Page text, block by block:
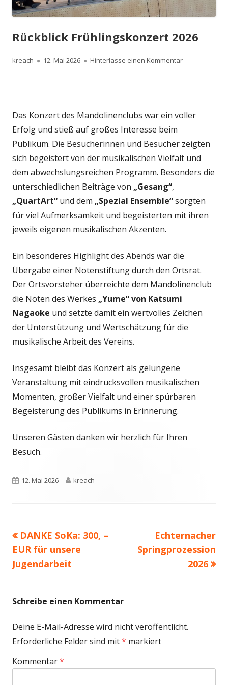
Rückblick Frühlingskonzert 2026
Autor
kreach
Veröffentlicht
12. Mai 2026 Hinterlasse einen Kommentarzu Rückblick
Das Konzert des Mandolinenclubs war ein voller
Erfolg und stieß auf großes Interesse beim
Publikum. Die Besucherinnen und Besucher zeigten
sich begeistert von der musikalischen Vielfalt und
dem abwechslungsreichen Programm. Besonders die
unterschiedlichen Beiträge von „Gesang“,
„QuartArt“ und dem „Spezial Ensemble“sorgten
für viel Aufmerksamkeit und begeisterten mit ihren
jeweils eigenen musikalischen Akzenten.
Ein besonderes Highlight des Abends war die
Übergabe einer Notenstiftung durch den Ortsrat.
Der Ortsvorsteher überreichte dem Mandolinenclub
die Noten des Werkes „Yume“ von Katsumi
Nagaoke und setzte damit ein wertvolles Zeichen
der Unterstützung und Wertschätzung für die
musikalische Arbeit des Vereins.
Insgesamt bleibt das Konzert als gelungene
Veranstaltung mit eindrucksvollen musikalischen
Momenten, großer Vielfalt und einer spürbaren
Begeisterung des Publikums in Erinnerung.
Unseren Gästen danken wir herzlich für Ihren
Besuch.
Veröffentlicht
12. Mai 2026 Autor
kreach
Beitragsnavigation
Vorheriger
Beitrag:
DANKE SoKa: 300, –
EUR für unsere
Jugendarbeit
Nächster
Beitrag
Echternacher
Springprozession
2026
Schreibe einen Kommentar
Deine E-Mail-Adresse wird nicht veröffentlicht.
Erforderliche Felder sind mit* markiert
Kommentar*